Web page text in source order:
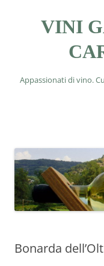
VINI
Appassionati di vino.
Bonarda